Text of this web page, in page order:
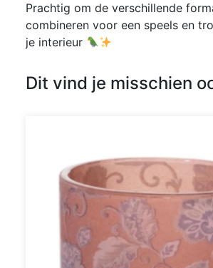
Prachtig om de verschillende
combineren voor een speels en
je interieur
Dit vind je misschien